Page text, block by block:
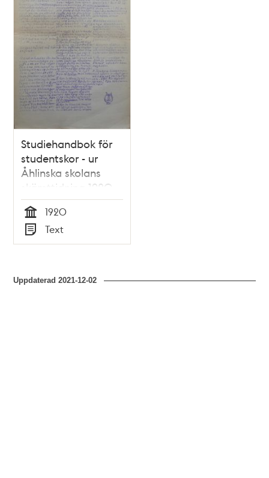
Studiehandbok för
studentskor - ur
Åhlinska skolans
skämttidning 1920
Tid
1920
Typ
Text
Uppdaterad2021-12-02